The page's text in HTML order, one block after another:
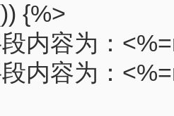
{%>
内容为：
内容为：